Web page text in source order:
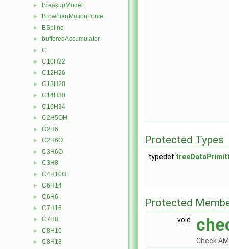
► BreakupModel
► BrownianMotionForce
► BSpline
► bufferedAccumulator
► C
► C10H22
► C12H26
► C13H28
► C14H30
► C16H34
► C2H5OH
► C2H6
► C2H6O
► C3H6O
► C3H8
► C4H10O
► C6H14
► C6H6
► C7H16
► C7H8
► C8H10
► C8H18
Protected Types
typedef
Protected
void
Check